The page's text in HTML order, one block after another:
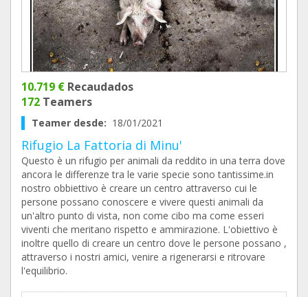
10.719 € Recaudados
172 Teamers
Teamer desde: 18/01/2021
Rifugio La Fattoria di Minu'
Questo è un rifugio per animali da reddito in una terra dove
ancora le differenze tra le varie specie sono tantissime.in
nostro obbiettivo è creare un centro attraverso cui le
persone possano conoscere e vivere questi animali da
un'altro punto di vista, non come cibo ma come esseri
viventi che meritano rispetto e ammirazione. L'obiettivo è
inoltre quello di creare un centro dove le persone possano ,
attraverso i nostri amici, venire a rigenerarsi e ritrovare
l'equilibrio.